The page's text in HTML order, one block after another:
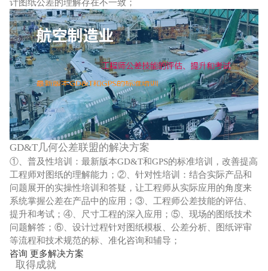
计图纸公差的理解存在不一致；
GD&T几何公差联盟的解决方案
①、普及性培训：最新版本GD&T和GPS的标准培训，改善提高
工程师对图纸的理解能力；②、针对性培训：结合实际产品和
问题展开的实操性培训和答疑，让工程师从实际应用的角度来
系统掌握公差在产品中的应用；③、工程师公差技能的评估、
提升和考试；④、尺寸工程的深入应用；⑤、现场的图纸技术
问题解答；⑥、设计过程针对图纸模板、公差分析、图纸评审
等流程和技术规范的标、准化咨询和辅导；
咨询 更多解决方案
取得成就